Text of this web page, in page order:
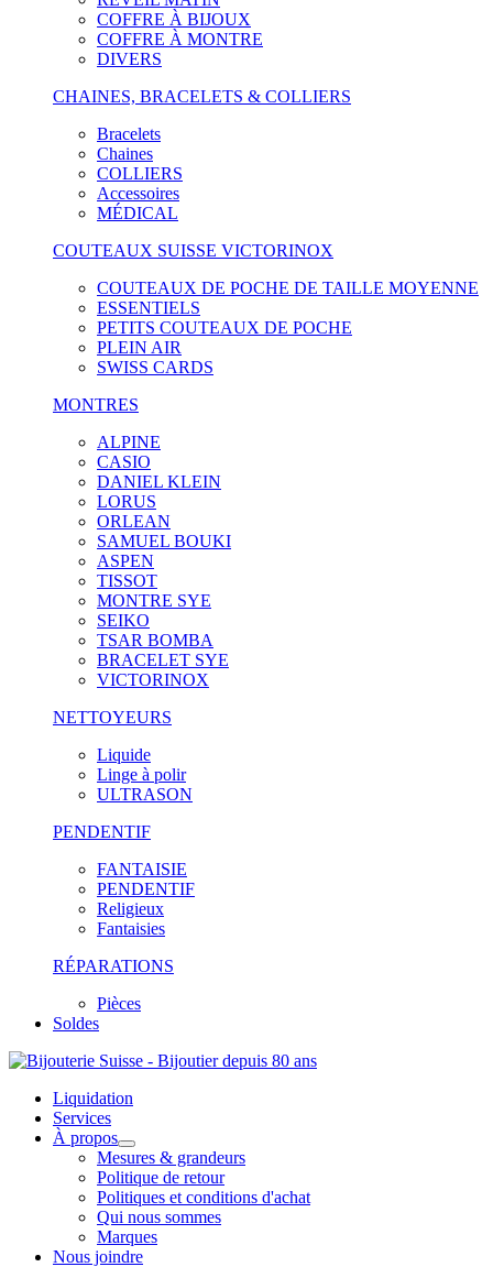
COFFRE À BIJOUX
COFFRE À MONTRE
DIVERS
CHAINES, BRACELETS & COLLIERS
Bracelets
Chaines
COLLIERS
Accessoires
MÉDICAL
COUTEAUX SUISSE VICTORINOX
COUTEAUX DE POCHE DE TAILLE MOYENNE
ESSENTIELS
PETITS COUTEAUX DE POCHE
PLEIN AIR
SWISS CARDS
MONTRES
ALPINE
CASIO
DANIEL KLEIN
LORUS
ORLEAN
SAMUEL BOUKI
ASPEN
TISSOT
MONTRE SYE
SEIKO
TSAR BOMBA
BRACELET SYE
VICTORINOX
NETTOYEURS
Liquide
Linge à polir
ULTRASON
PENDENTIF
FANTAISIE
PENDENTIF
Religieux
Fantaisies
RÉPARATIONS
Pièces
Soldes
Liquidation
Services
À propos
Mesures & grandeurs
Politique de retour
Politiques et conditions d'achat
Qui nous sommes
Marques
Nous joindre